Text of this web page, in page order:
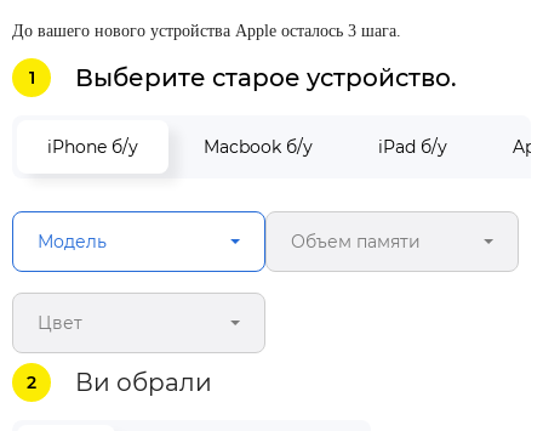
До вашего нового устройства Apple осталось 3 шага.
1 Выберите старое устройство.
iPhone б/у Macbook б/у iPad б/у
Модель Объем памяти
Цвет
2 Ви обрали